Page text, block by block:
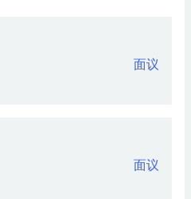
面议
面议